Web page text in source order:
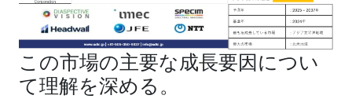
この市場の主要な成長要因につい
て理解を深める。